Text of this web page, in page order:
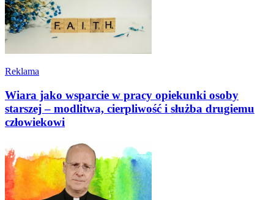
Reklama
Wiara jako wsparcie w pracy opiekunki osoby
starszej – modlitwa, cierpliwość i służba drugiemu
człowiekowi